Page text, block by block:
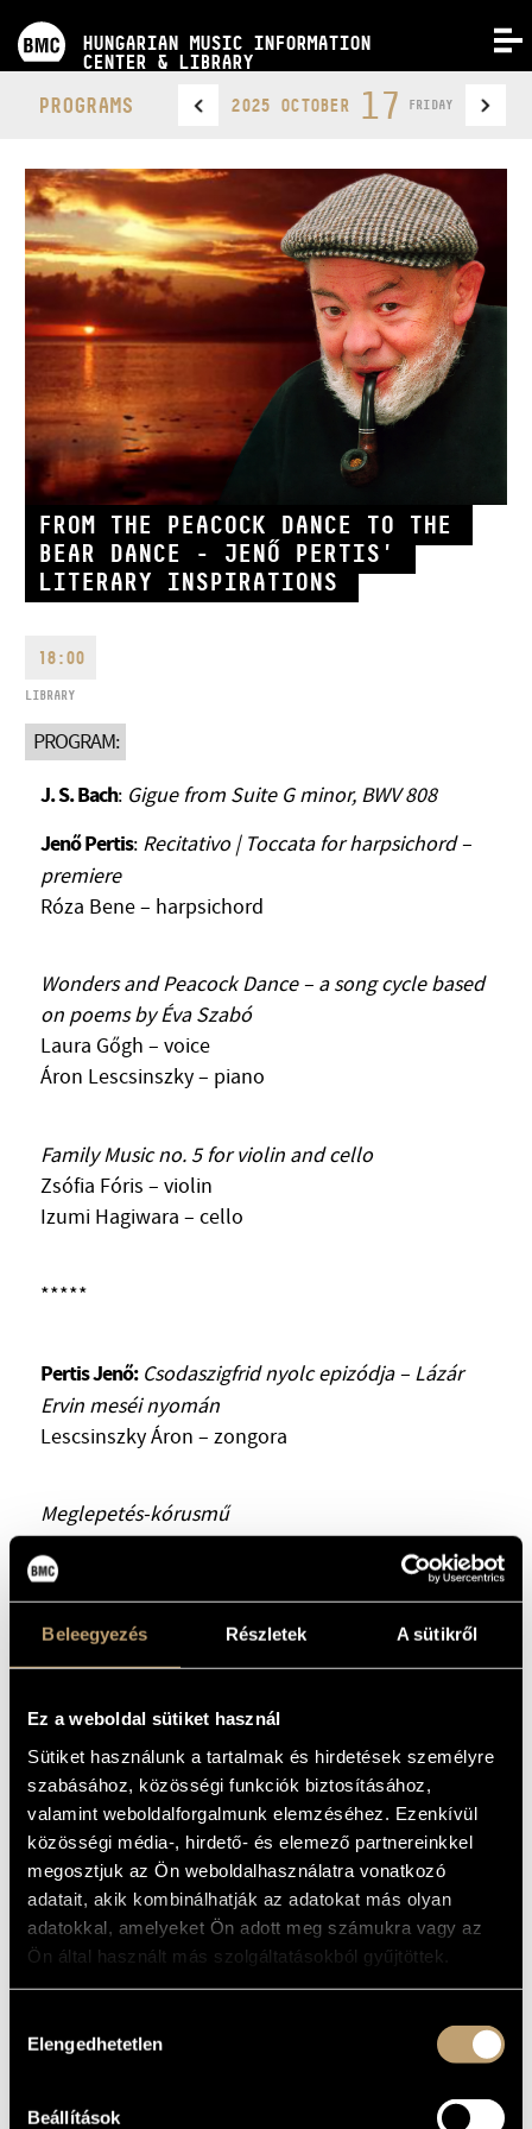
Beleegyezés Részletek A sütikről
Ez a weboldal sütiket használ
Sütiket használunk a tartalmak és hirdetések személyre
szabásához, közösségi funkciók biztosításához,
valamint weboldalforgalmunk elemzéséhez. Ezenkívül
közösségi média-, hirdető- és elemező partnereinkkel
megosztjuk az Ön weboldalhasználatra vonatkozó
adatait, akik kombinálhatják az adatokat más olyan
adatokkal, amelyeket Ön adott meg számukra vagy az
Ön által használt más szolgáltatásokból gyűjtöttek.
kiválasztása
Elengedhetetlen
Beállítások
HUNGARIAN MUSIC INFORMATION
CENTER & LIBRARY
COMPETITIONS
TRAININGS
RELEASES
ABOUT US
CONTACT
VIDEO GALLERY
ADDRESS
EMAIL
infokozpont@bmc.hu
PHONE
OPENING HOURS
ARTIST DATABASE
MUSIC LIBRARY, ONLINE CATALOG
PROGRAMS 2025 OCTOBER 17 FRIDAY
FROM THE PEACOCK DANCE TO THE
BEAR DANCE - JENŐ PERTIS'
LITERARY INSPIRATIONS
18:00
LIBRARY
PROGRAM:
J. S. Bach: Gigue from Suite G minor, BWV 808
Jenő Pertis: Recitativo | Toccata for harpsichord –
premiere
Róza Bene – harpsichord
Wonders and Peacock Dance – a song cycle based
on poems by Éva Szabó
Laura Gőgh – voice
Áron Lescsinszky – piano
Family Music no. 5 for violin and cello
Zsófia Fóris – violin
Izumi Hagiwara – cello
*****
Pertis Jenő: Csodaszigfrid nyolc epizódja – Lázár
Ervin meséi nyomán
Lescsinszky Áron – zongora
Meglepetés-kórusmű
Pertis Jenő: Medvetánc – József Attila versére
FEATURING:
Róza Bene - harpsichord
Áron Lescsinszky - piano
Zsófia Fóris - violin
Izumi Hagiwara - cello
Béla Bartók Chamber Coir, Szolnok, conducted by
Éva Molnár
-
Host: Zsófia Heltai
Pertis Jenőéletművében meghatározó elem az
varázsmondókáktól Eugène Guillevic és William